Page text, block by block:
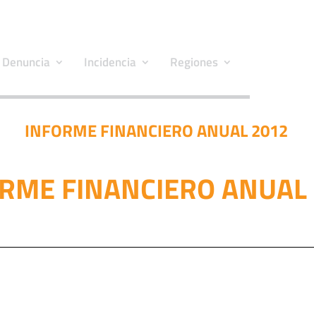
Denuncia Incidencia Regiones
INFORME FINANCIERO ANUAL 2012
FINANCIERO